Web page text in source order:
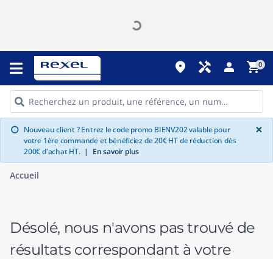
place handyman person shopping_cart0
info Nouveau client ? Entrez le code promo BIENV202 valable pour
votre 1ère commande et bénéficiez de 20€ HT de réduction dès
200€ d'achat HT. | En savoir plus
×
Accueil
Désolé, nous n'avons pas trouvé de
résultats correspondant à votre